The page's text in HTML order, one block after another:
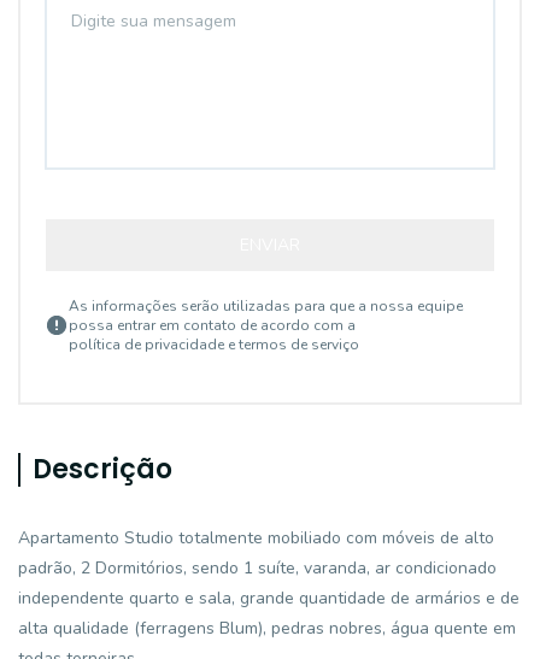
As informações serão utilizadas para que a nossa equipe
possa entrar em contato de acordo com a
política de privacidade e termos de serviço
Descrição
Apartamento Studio totalmente mobiliado com móveis de alto
padrão, 2 Dormitórios, sendo 1 suíte, varanda, ar condicionado
independente quarto e sala, grande quantidade de armários e de
alta qualidade (ferragens Blum), pedras nobres, água quente em